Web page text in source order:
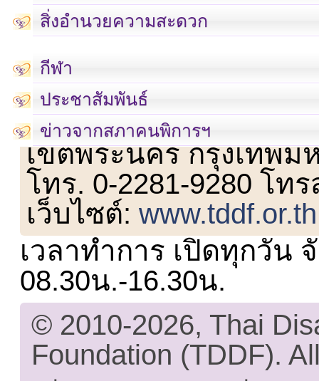
สิ่งอำนวยความสะดวก
กีฬา
ประชาสัมพันธ์
ข่าวจากสภาคนพิการฯ
เลขที่ 23 ชั้น 2 ถนนวิ
เขตพระนคร กรุงเทพม
โทร. 0-2281-9280 โท
เว็บไซต์:www.tddf.or.th
เวลาทำการ เปิดทุกวัน
08.30น.-16.30น.
© 2010-2026, Thai
Foundation (TDDF).